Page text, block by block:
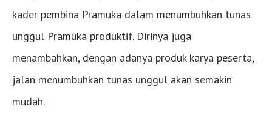
kader pembina Pramuka dalam menumbuhkan tunas
unggul Pramuka produktif. Dirinya juga
menambahkan, dengan adanya produk karya peserta,
jalan menumbuhkan tunas unggul akan semakin
mudah.